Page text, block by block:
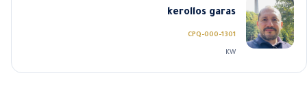
kerollos garas
CPQ-000-1301
KW